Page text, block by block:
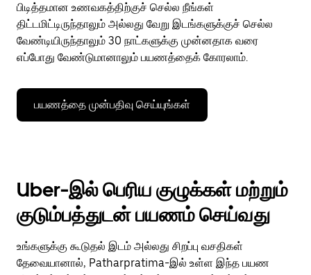
பிடித்தமான உணவகத்திற்குச் செல்ல நீங்கள்
திட்டமிட்டிருந்தாலும் அல்லது வேறு இடங்களுக்குச் செல்ல
வேண்டியிருந்தாலும் 30 நாட்களுக்கு முன்னதாக வரை
எப்போது வேண்டுமானாலும் பயணத்தைக் கோரலாம்.
பயணத்தை முன்பதிவு செய்யுங்கள்
Uber-இல் பெரிய குழுக்கள் மற்றும்
குடும்பத்துடன் பயணம் செய்வது
உங்களுக்கு கூடுதல் இடம் அல்லது சிறப்பு வசதிகள்
தேவையானால், Patharpratima-இல் உள்ள இந்த பயண